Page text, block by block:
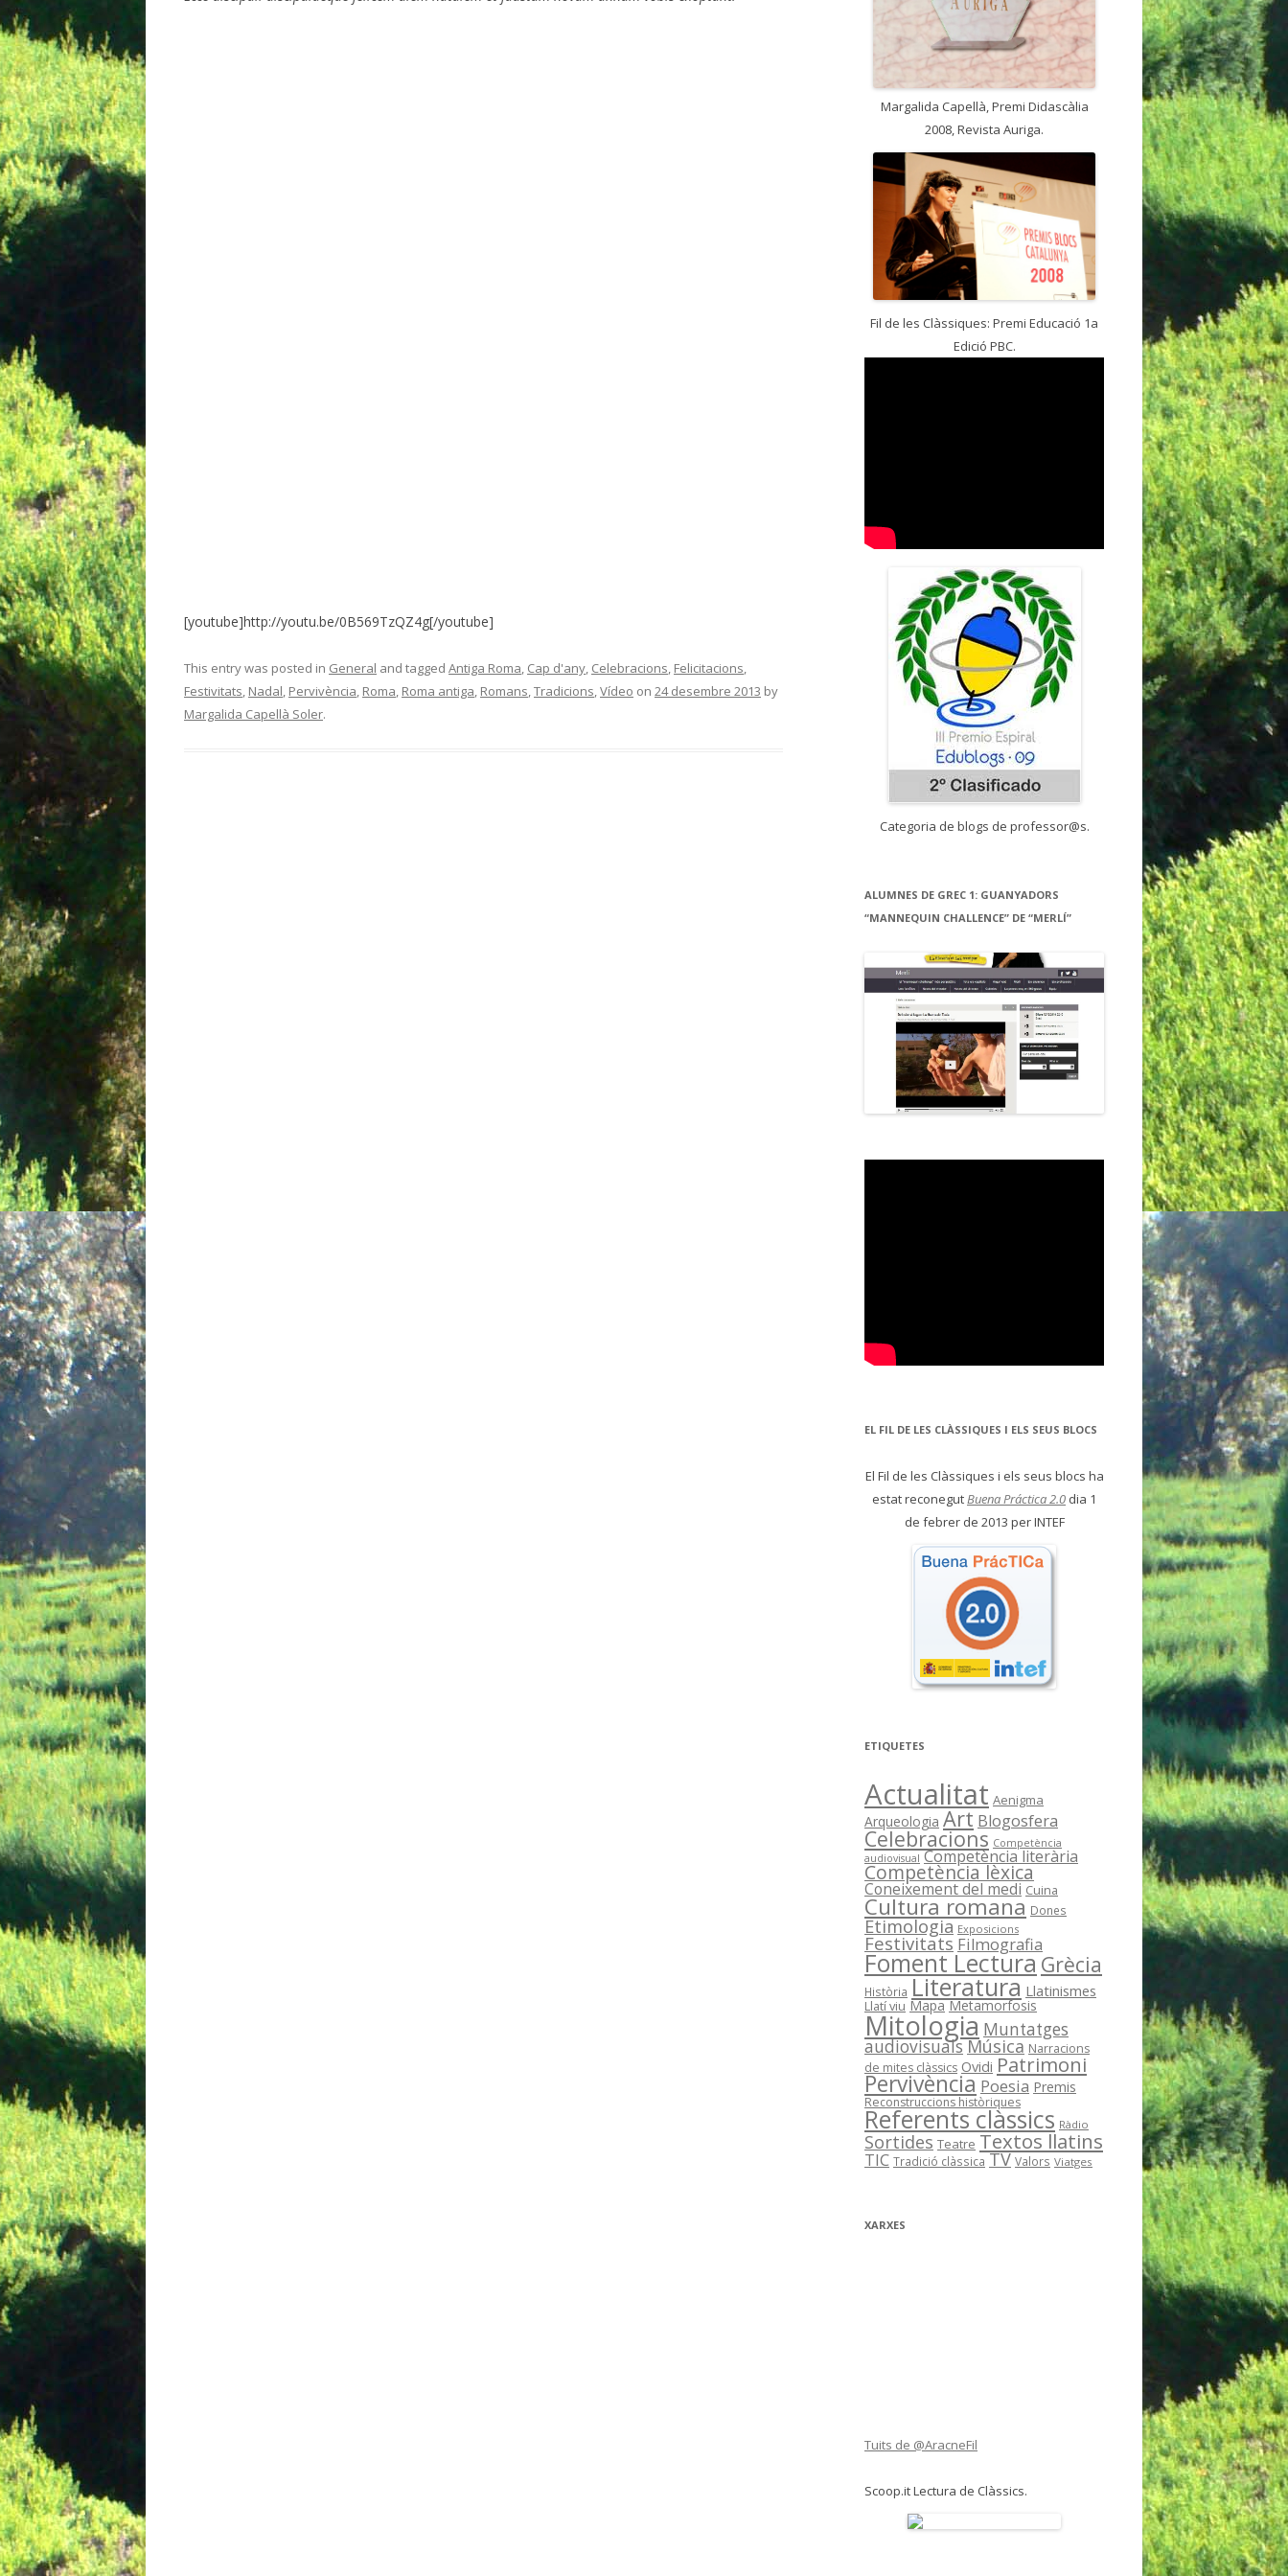
[youtube]http://youtu.be/0B569TzQZ4g[/youtube]
This entry was posted in General and tagged Antiga Roma, Cap d'any, Celebracions, Felicitacions,
Festivitats, Nadal, Pervivència, Roma, Roma antiga, Romans,Tradicions,Vídeo on 24 desembre 2013 by
Margalida Capellà Soler.
Margalida Capellà, Premi Didascàlia
2008, Revista Auriga.
Fil de les Clàssiques: Premi Educació 1a
Edició PBC.
Categoria de blogs de professor@s.
ALUMNES DE GREC 1: GUANYADORS
“MANNEQUIN CHALLENCE” DE “MERLÍ”
EL FIL DE LES CLÀSSIQUES I ELS SEUS BLOCS
El Fil de les Clàssiques i els seus blocs ha
estat reconegutBuena Práctica 2.0 dia 1
de febrer de 2013 per INTEF
ETIQUETES
Actualitat Aenigma
Arqueologia Art Blogosfera
Celebracions Competència
audiovisual Competència literària
Competència lèxica
Coneixement del medi Cuina
Cultura romana Dones
Etimologia Exposicions
Festivitats Filmografia
Foment LecturaGrècia
Història Literatura Llatinismes
Llatí viu Mapa Metamorfosis
Mitologia Muntatges
audiovisualsMúsica Narracions
de mites clàssics Ovidi Patrimoni
Pervivència Poesia Premis
Reconstruccions històriques
Referents clàssics Ràdio
Sortides Teatre Textos llatins
TIC Tradició clàssica TV Valors Viatges
XARXES
Tuits de @AracneFil
Scoop.it Lectura de Clàssics.